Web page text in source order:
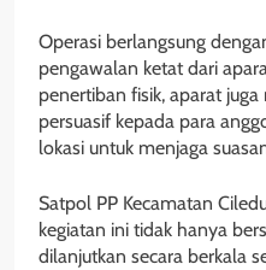
Operasi berlangsung
pengawalan ketat dari
penertiban fisik, aparat
persuasif kepada para
lokasi untuk menjaga
Satpol PP Kecamatan
kegiatan ini tidak hanya
dilanjutkan secara berkala